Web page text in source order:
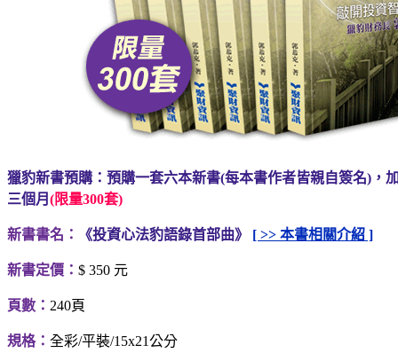
獵豹新書預購：預購一套六本新書(每本書作者皆親自簽名)，
三個月 (限量300套)
新書書名： 《投資心法豹語錄首部曲》 [ >> 本書相關介紹 ]
新書定價： $ 350 元
頁數： 240頁
規格： 全彩/平裝/15x21公分